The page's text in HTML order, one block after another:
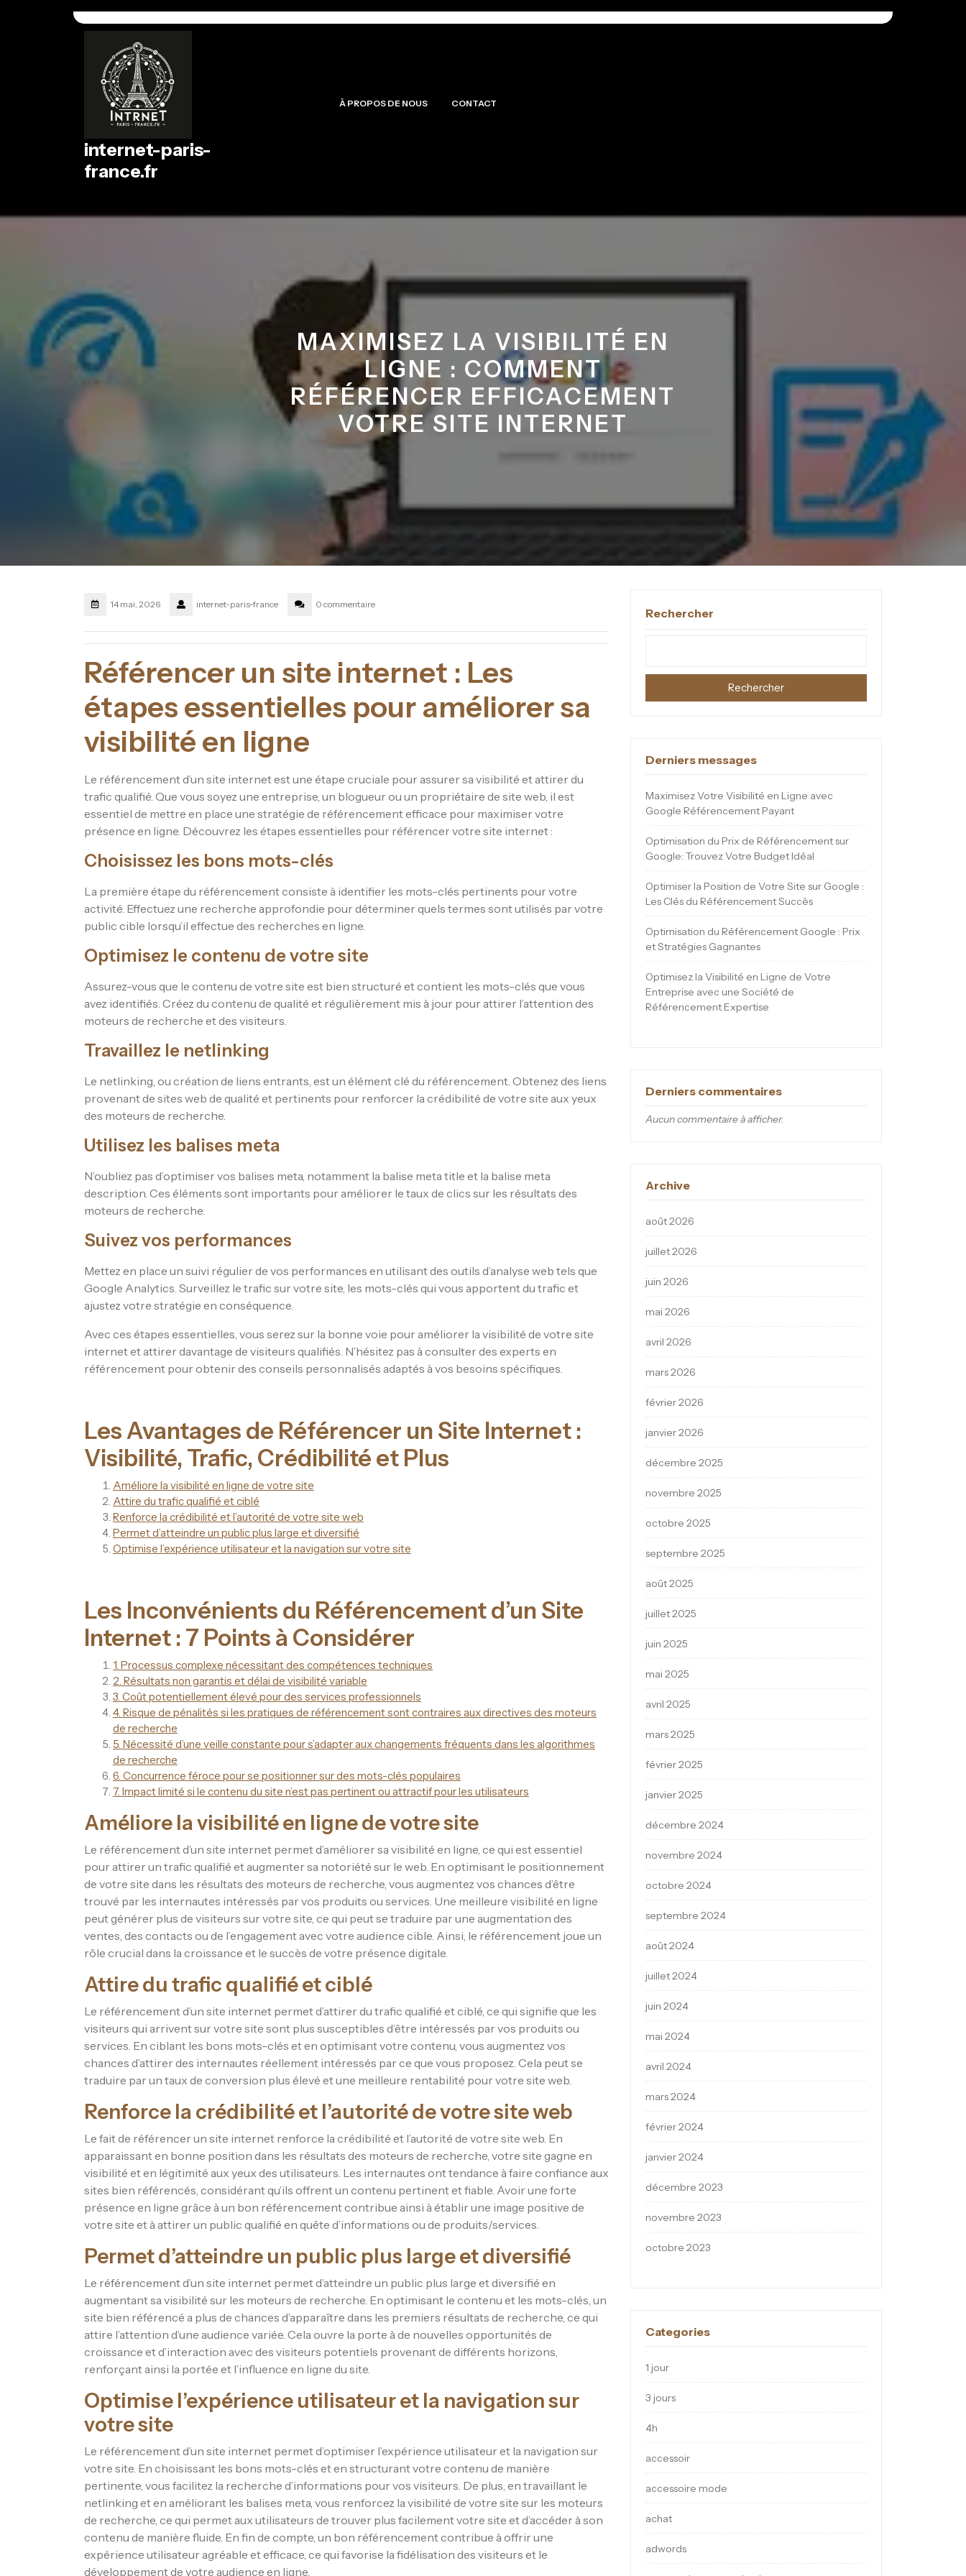
internet-paris-
france.fr
À PROPOS DE NOUS CONTACT
MAXIMISEZ LA VISIBILITÉ EN
LIGNE : COMMENT
RÉFÉRENCER EFFICACEMENT
VOTRE SITE INTERNET
14 mai, 2026 internet-paris-france 0 commentaire
Référencer un site internet : Les
étapes essentielles pour améliorer sa
visibilité en ligne
Le référencement d’un site internet est une étape cruciale pour assurer sa visibilité et attirer du
trafic qualifié. Que vous soyez une entreprise, un blogueur ou un propriétaire de site web, il est
essentiel de mettre en place une stratégie de référencement efficace pour maximiser votre
présence en ligne. Découvrez les étapes essentielles pour référencer votre site internet :
Choisissez les bons mots-clés
La première étape du référencement consiste à identifier les mots-clés pertinents pour votre
activité. Effectuez une recherche approfondie pour déterminer quels termes sont utilisés par votre
public cible lorsqu’il effectue des recherches en ligne.
Optimisez le contenu de votre site
Assurez-vous que le contenu de votre site est bien structuré et contient les mots-clés que vous
avez identifiés. Créez du contenu de qualité et régulièrement mis à jour pour attirer l’attention des
moteurs de recherche et des visiteurs.
Travaillez le netlinking
Le netlinking, ou création de liens entrants, est un élément clé du référencement. Obtenez des liens
provenant de sites web de qualité et pertinents pour renforcer la crédibilité de votre site aux yeux
des moteurs de recherche.
Utilisez les balises meta
N’oubliez pas d’optimiser vos balises meta, notamment la balise meta title et la balise meta
description. Ces éléments sont importants pour améliorer le taux de clics sur les résultats des
moteurs de recherche.
Suivez vos performances
Mettez en place un suivi régulier de vos performances en utilisant des outils d’analyse web tels que
Google Analytics. Surveillez le trafic sur votre site, les mots-clés qui vous apportent du trafic et
ajustez votre stratégie en conséquence.
Avec ces étapes essentielles, vous serez sur la bonne voie pour améliorer la visibilité de votre site
internet et attirer davantage de visiteurs qualifiés. N’hésitez pas à consulter des experts en
référencement pour obtenir des conseils personnalisés adaptés à vos besoins spécifiques.
Les Avantages de Référencer un Site Internet :
Visibilité, Trafic, Crédibilité et Plus
Améliore la visibilité en ligne de votre site
Attire du trafic qualifié et ciblé
Renforce la crédibilité et l’autorité de votre site web
Permet d’atteindre un public plus large et diversifié
Optimise l’expérience utilisateur et la navigation sur votre site
Les Inconvénients du Référencement d’un Site
Internet : 7 Points à Considérer
1. Processus complexe nécessitant des compétences techniques
2. Résultats non garantis et délai de visibilité variable
3. Coût potentiellement élevé pour des services professionnels
4. Risque de pénalités si les pratiques de référencement sont contraires aux directives des moteurs
de recherche
5. Nécessité d’une veille constante pour s’adapter aux changements fréquents dans les algorithmes
de recherche
6. Concurrence féroce pour se positionner sur des mots-clés populaires
7. Impact limité si le contenu du site n’est pas pertinent ou attractif pour les utilisateurs
Améliore la visibilité en ligne de votre site
Le référencement d’un site internet permet d’améliorer sa visibilité en ligne, ce qui est essentiel
pour attirer un trafic qualifié et augmenter sa notoriété sur le web. En optimisant le positionnement
de votre site dans les résultats des moteurs de recherche, vous augmentez vos chances d’être
trouvé par les internautes intéressés par vos produits ou services. Une meilleure visibilité en ligne
peut générer plus de visiteurs sur votre site, ce qui peut se traduire par une augmentation des
ventes, des contacts ou de l’engagement avec votre audience cible. Ainsi, le référencement joue un
rôle crucial dans la croissance et le succès de votre présence digitale.
Attire du trafic qualifié et ciblé
Le référencement d’un site internet permet d’attirer du trafic qualifié et ciblé, ce qui signifie que les
visiteurs qui arrivent sur votre site sont plus susceptibles d’être intéressés par vos produits ou
services. En ciblant les bons mots-clés et en optimisant votre contenu, vous augmentez vos
chances d’attirer des internautes réellement intéressés par ce que vous proposez. Cela peut se
traduire par un taux de conversion plus élevé et une meilleure rentabilité pour votre site web.
Renforce la crédibilité et l’autorité de votre site web
Le fait de référencer un site internet renforce la crédibilité et l’autorité de votre site web. En
apparaissant en bonne position dans les résultats des moteurs de recherche, votre site gagne en
visibilité et en légitimité aux yeux des utilisateurs. Les internautes ont tendance à faire confiance aux
sites bien référencés, considérant qu’ils offrent un contenu pertinent et fiable. Avoir une forte
présence en ligne grâce à un bon référencement contribue ainsi à établir une image positive de
votre site et à attirer un public qualifié en quête d’informations ou de produits/services.
Permet d’atteindre un public plus large et diversifié
Le référencement d’un site internet permet d’atteindre un public plus large et diversifié en
augmentant sa visibilité sur les moteurs de recherche. En optimisant le contenu et les mots-clés, un
site bien référencé a plus de chances d’apparaître dans les premiers résultats de recherche, ce qui
attire l’attention d’une audience variée. Cela ouvre la porte à de nouvelles opportunités de
croissance et d’interaction avec des visiteurs potentiels provenant de différents horizons,
renforçant ainsi la portée et l’influence en ligne du site.
Optimise l’expérience utilisateur et la navigation sur
votre site
Le référencement d’un site internet permet d’optimiser l’expérience utilisateur et la navigation sur
votre site. En choisissant les bons mots-clés et en structurant votre contenu de manière
pertinente, vous facilitez la recherche d’informations pour vos visiteurs. De plus, en travaillant le
netlinking et en améliorant les balises meta, vous renforcez la visibilité de votre site sur les moteurs
de recherche, ce qui permet aux utilisateurs de trouver plus facilement votre site et d’accéder à son
contenu de manière fluide. En fin de compte, un bon référencement contribue à offrir une
expérience utilisateur agréable et efficace, ce qui favorise la fidélisation des visiteurs et le
développement de votre audience en ligne.
Rechercher
Rechercher
Derniers messages
Maximisez Votre Visibilité en Ligne avec
Google Référencement Payant
Optimisation du Prix de Référencement sur
Google: Trouvez Votre Budget Idéal
Optimiser la Position de Votre Site sur Google :
Les Clés du Référencement Succès
Optimisation du Référencement Google : Prix
et Stratégies Gagnantes
Optimisez la Visibilité en Ligne de Votre
Entreprise avec une Société de
Référencement Expertise
Derniers commentaires
Aucun commentaire à afficher.
Archive
août 2026
juillet 2026
juin 2026
mai 2026
avril 2026
mars 2026
février 2026
janvier 2026
décembre 2025
novembre 2025
octobre 2025
septembre 2025
août 2025
juillet 2025
juin 2025
mai 2025
avril 2025
mars 2025
février 2025
janvier 2025
décembre 2024
novembre 2024
octobre 2024
septembre 2024
août 2024
juillet 2024
juin 2024
mai 2024
avril 2024
mars 2024
février 2024
janvier 2024
décembre 2023
novembre 2023
octobre 2023
Categories
1 jour
3 jours
4h
accessoir
accessoire mode
achat
adwords